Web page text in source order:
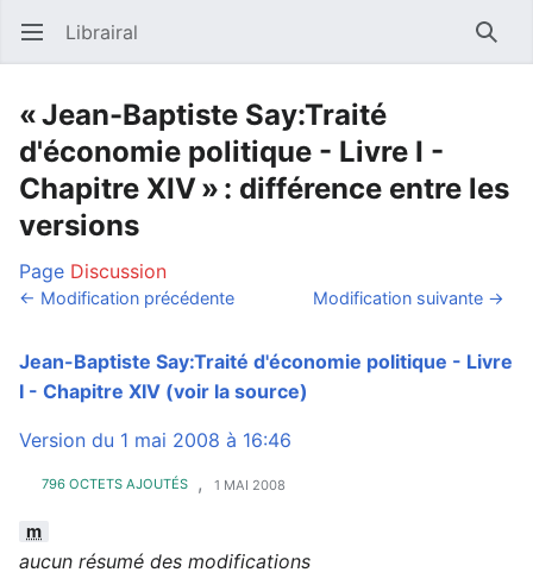
Ouvrir le menu principal Librairal
« Jean-Baptiste Say:Traité
d'économie politique - Livre I -
Chapitre XIV » : différence entre les
versions
Page Discussion
← Modification précédente Modification suivante →
Jean-Baptiste Say:Traité d'économie politique - Livre
I - Chapitre XIV (voir la source)
Version du 1 mai 2008 à 16:46
796 OCTETS AJOUTÉS , 1 MAI 2008
m
aucun résumé des modifications